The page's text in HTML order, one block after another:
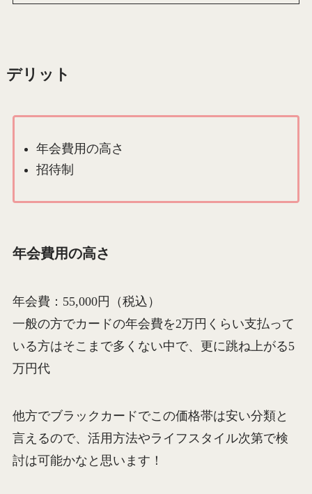
デリット
年会費用の高さ
招待制
年会費用の高さ
年会費：55,000円（税込）
一般の方でカードの年会費を2万円くらい支払って
いる方はそこまで多くない中で、更に跳ね上がる5
万円代
他方でブラックカードでこの価格帯は安い分類と
言えるので、活用方法やライフスタイル次第で検
討は可能かなと思います！